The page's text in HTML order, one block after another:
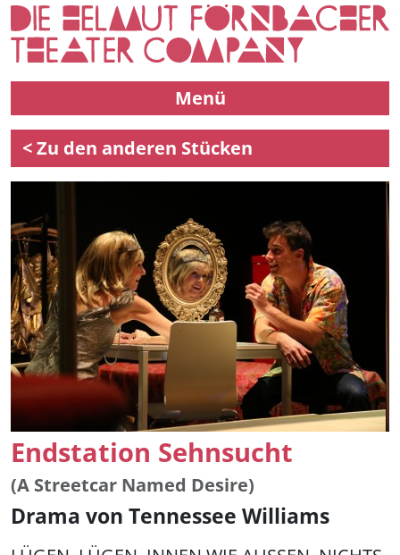
Menü
< Zu den anderen Stücken
Endstation Sehnsucht
(A Streetcar Named Desire)
Drama von Tennessee Williams